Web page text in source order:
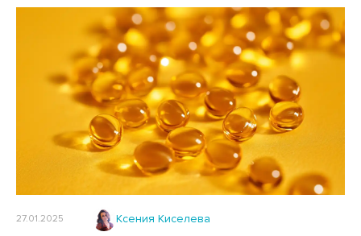
27.01.2025 Ксения Киселева